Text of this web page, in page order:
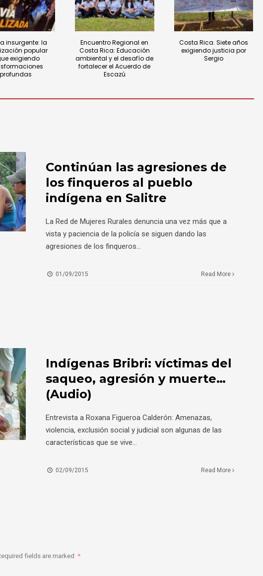
insurgente: la
popular
exigiendo
profundas
Encuentro Regional en
Costa Rica: Educación
ambiental y el desafío de
fortalecer el Acuerdo de
Escazú
Costa Rica. Siete años
exigiendo justicia por
Sergio
Continúan las agresiones de
los finqueros al pueblo
indígena en Salitre
La Red de Mujeres Rurales denuncia una vez más que a
vista y paciencia de la policía se siguen dando las
agresiones de los finqueros...
01/09/2015 Read More
Indígenas Bribri: víctimas del
saqueo, agresión y muerte…
(Audio)
Entrevista a Roxana Figueroa Calderón: Amenazas,
violencia, exclusión social y judicial son algunas de las
características que se vive...
02/09/2015 Read More
fields are marked *